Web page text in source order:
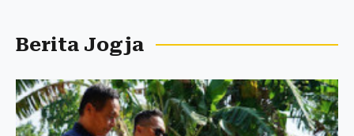
Berita Jogja